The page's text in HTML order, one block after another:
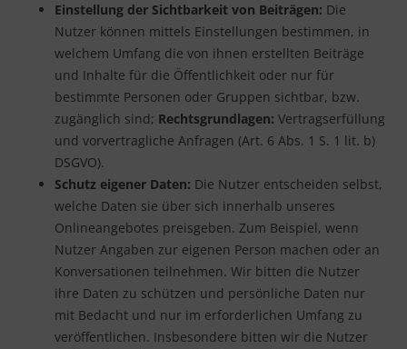
Einstellung der Sichtbarkeit von Beiträgen: Die
Nutzer können mittels Einstellungen bestimmen, in
welchem Umfang die von ihnen erstellten Beiträge
und Inhalte für die Öffentlichkeit oder nur für
bestimmte Personen oder Gruppen sichtbar, bzw.
zugänglich sind; Rechtsgrundlagen: Vertragserfüllung
und vorvertragliche Anfragen (Art. 6 Abs. 1 S. 1 lit. b)
DSGVO).
Schutz eigener Daten: Die Nutzer entscheiden selbst,
welche Daten sie über sich innerhalb unseres
Onlineangebotes preisgeben. Zum Beispiel, wenn
Nutzer Angaben zur eigenen Person machen oder an
Konversationen teilnehmen. Wir bitten die Nutzer
ihre Daten zu schützen und persönliche Daten nur
mit Bedacht und nur im erforderlichen Umfang zu
veröffentlichen. Insbesondere bitten wir die Nutzer